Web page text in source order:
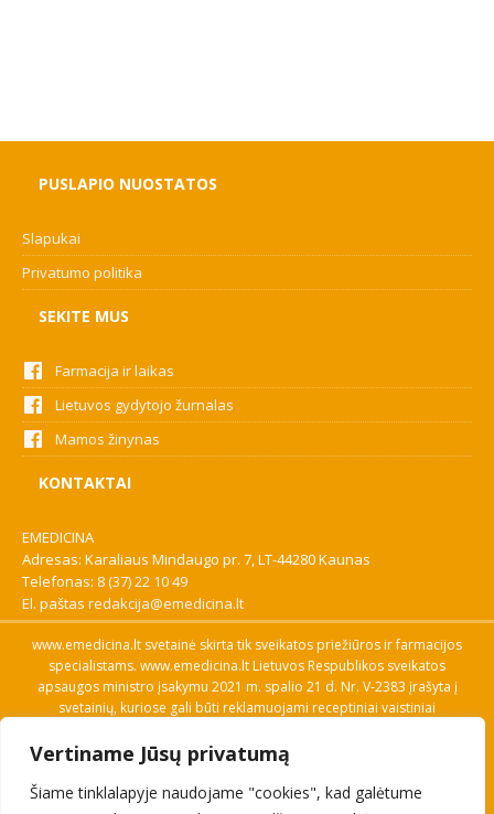
Vertiname Jūsų privatumą
Šiame tinklalapyje naudojame "cookies", kad galėtume
PUSLAPIO NUOSTATOS
Slapukai
Privatumo politika
SEKITE MUS
Farmacija ir laikas
Lietuvos gydytojo žurnalas
Mamos žinynas
KONTAKTAI
EMEDICINA
Adresas: Karaliaus Mindaugo pr. 7, LT-44280 Kaunas
Telefonas: 8 (37) 22 10 49
El. paštas redakcija@emedicina.lt
www.emedicina.lt svetainė skirta tik sveikatos priežiūros ir farmacijos
specialistams. www.emedicina.lt Lietuvos Respublikos sveikatos
apsaugos ministro įsakymu 2021 m. spalio 21 d. Nr. V-2383 įrašyta į
svetainių, kuriose gali būti reklamuojami receptiniai vaistiniai
savo profesinę kvalifikaciją. Naudingos nuorodos: Vaistų ir medicinos
pagalbos priemonių kainų paieška, VVKT tinklalapis, Sveikatos
priežiūros ar farmacijos specialisto pranešimo apie įtariamą